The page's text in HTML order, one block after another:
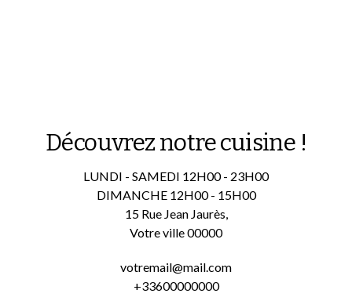
Découvrez notre cuisine !
LUNDI - SAMEDI 12H00 - 23H00
DIMANCHE 12H00 - 15H00
15 Rue Jean Jaurès,
Votre ville 00000
votremail@mail.com
+33600000000